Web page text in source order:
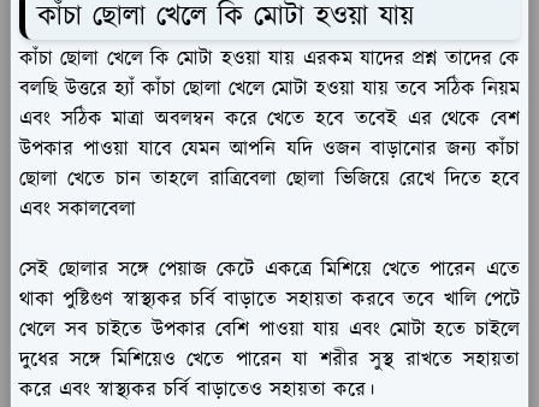
কাঁচা ছোলা খেলে কি মোটা হওয়া যায়
কাঁচা ছোলা খেলে কি মোটা হওয়া যায় এরকম যাদের প্রশ্ন তাদের কে
বলছি উত্তরে হ্যাঁ কাঁচা ছোলা খেলে মোটা হওয়া যায় তবে সঠিক নিয়ম
এবং সঠিক মাত্রা অবলম্বন করে খেতে হবে তবেই এর থেকে বেশ
উপকার পাওয়া যাবে যেমন আপনি যদি ওজন বাড়ানোর জন্য কাঁচা
ছোলা খেতে চান তাহলে রাত্রিবেলা ছোলা ভিজিয়ে রেখে দিতে হবে
এবং সকালবেলা
সেই ছোলার সঙ্গে পেয়াজ কেটে একত্রে মিশিয়ে খেতে পারেন এতে
থাকা পুষ্টিগুণ স্বাস্থ্যকর চর্বি বাড়াতে সহায়তা করবে তবে খালি পেটে
খেলে সব চাইতে উপকার বেশি পাওয়া যায় এবং মোটা হতে চাইলে
দুধের সঙ্গে মিশিয়েও খেতে পারেন যা শরীর সুস্থ রাখতে সহায়তা
করে এবং স্বাস্থ্যকর চর্বি বাড়াতেও সহায়তা করে।